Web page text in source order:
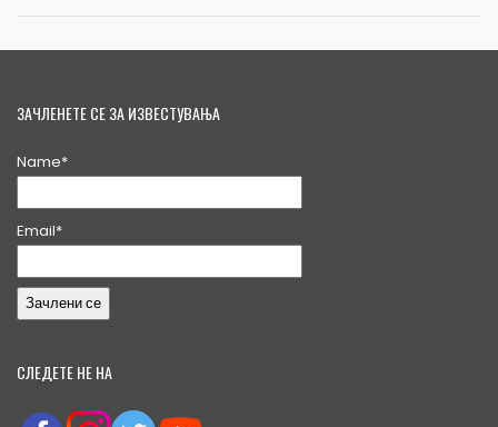
ЗАЧЛЕНЕТЕ СЕ ЗА ИЗВЕСТУВАЊА
Name*
Email*
СЛЕДЕТЕ НЕ НА